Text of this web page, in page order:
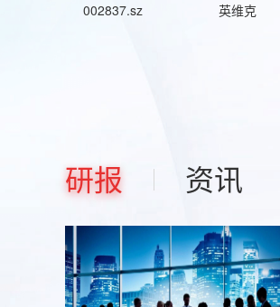
002837.sz 英维克
研报 资讯